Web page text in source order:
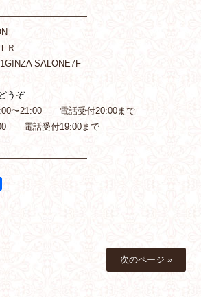
Ｒ
SALONE7F
うぞ
〜21:00 電話受付20:00まで
電話受付19:00まで
次のページ »